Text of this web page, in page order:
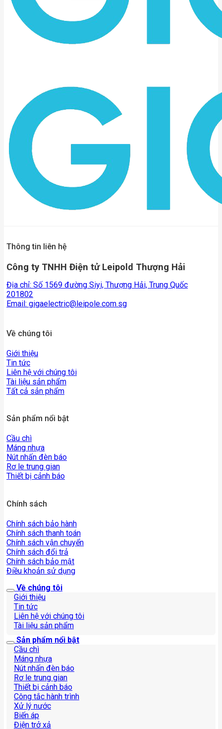
Thông tin liên hệ
Công ty TNHH Điện tử Leipold Thượng Hải
Địa chỉ: Số 1569 đường Siyi, Thượng Hải, Trung Quốc
201802
Email: gigaelectric@leipole.com.sg
Về chúng tôi
Giới thiệu
Tin tức
Liên hệ với chúng tôi
Tài liệu sản phẩm
Tất cả sản phẩm
Sản phẩm nổi bật
Cầu chì
Máng nhựa
Nút nhấn đèn báo
Rơ le trung gian
Thiết bị cảnh báo
Chính sách
Chính sách bảo hành
Chính sách thanh toán
Chính sách vận chuyển
Chính sách đổi trả
Chính sách bảo mật
Điều khoản sử dụng
Về chúng tôi
Giới thiệu
Tin tức
Liên hệ với chúng tôi
Tài liệu sản phẩm
Sản phẩm nổi bật
Cầu chì
Máng nhựa
Nút nhấn đèn báo
Rơ le trung gian
Thiết bị cảnh báo
Công tắc hành trình
Xử lý nước
Biến áp
Điện trở xả